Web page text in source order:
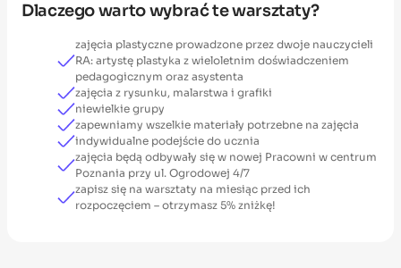
Dlaczego warto wybrać te warsztaty?
zajęcia plastyczne prowadzone przez dwoje nauczycieli
RA: artystę plastyka z wieloletnim doświadczeniem
pedagogicznym oraz asystenta
zajęcia z rysunku, malarstwa i grafiki
niewielkie grupy
zapewniamy wszelkie materiały potrzebne na zajęcia
indywidualne podejście do ucznia
zajęcia będą odbywały się w nowej Pracowni w centrum
Poznania przy ul. Ogrodowej 4/7
zapisz się na warsztaty na miesiąc przed ich
rozpoczęciem – otrzymasz 5% zniżkę!